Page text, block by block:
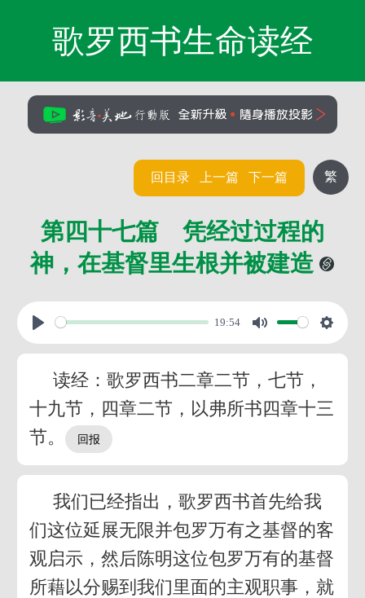
歌罗西书生命读经
繁
回目录 上一篇 下一篇
第四十七篇 凭经过过程的
神，在基督里生根并被建造
19:54
读经：歌罗西书二章二节，七节，
十九节，四章二节，以弗所书四章十三
节。
我们已经指出，歌罗西书首先给我
们这位延展无限并包罗万有之基督的客
观启示，然后陈明这位包罗万有的基督
所藉以分赐到我们里面的主观职事，就